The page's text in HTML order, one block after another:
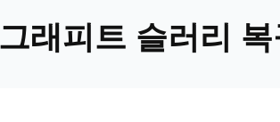
래피트 슬러리